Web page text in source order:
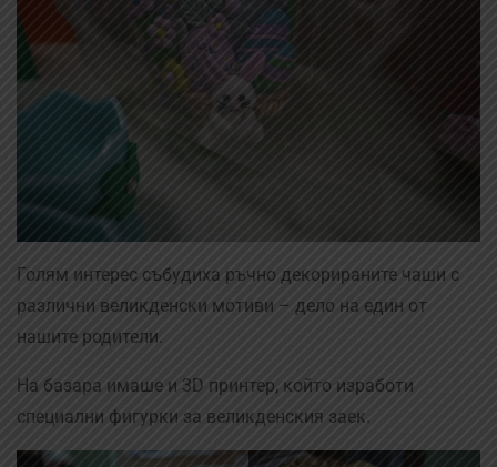
Голям интерес събудиха ръчно декорираните чаши с
различни великденски мотиви – дело на един от
нашите родители.
На базара имаше и 3D принтер, който изработи
специални фигурки за великденския заек.